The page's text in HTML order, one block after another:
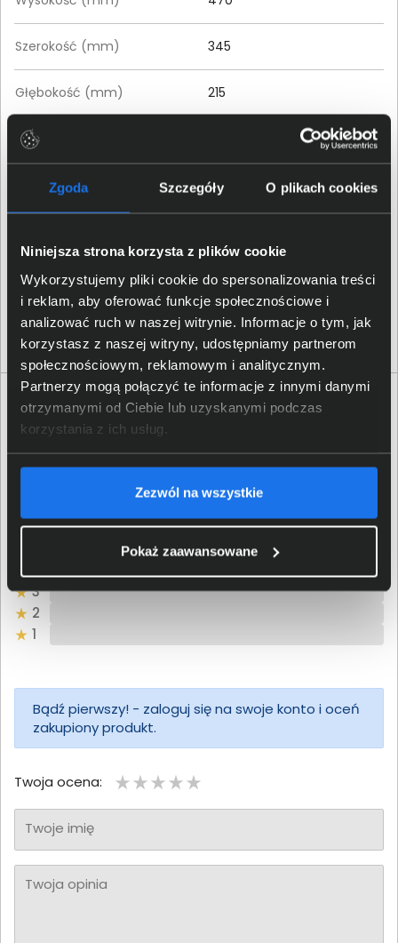
Zgoda Szczegóły O plikach cookies
Niniejsza strona korzysta z plików cookie
Wykorzystujemy pliki cookie do spersonalizowania treści
i reklam, aby oferować funkcje społecznościowe i
analizować ruch w naszej witrynie. Informacje o tym, jak
korzystasz z naszej witryny, udostępniamy partnerom
społecznościowym, reklamowym i analitycznym.
Partnerzy mogą połączyć te informacje z innymi danymi
otrzymanymi od Ciebie lub uzyskanymi podczas
korzystania z ich usług.
Zezwól na wszystkie
Pokaż zaawansowane
Szerokość (mm) 345
Głębokość (mm) 215
Szczegóły dotyczące zgodności produktu z
przepisami
Targus Europe Ltd.; Van
AMurphy@targus.com
Osoba odpowiedzialna za
produkt
Targus Europe Ltd.; Van
Hilststraat 19, 5145 Waalwijk;
AMurphy@targus.com
Opinie o produkcie
Oceń produkt
0 - ilość opinii o produkcie
4
3
2
1
Bądź pierwszy! - zaloguj się na swoje konto i oceń
zakupiony produkt.
Twoja ocena:
Twoje imię
Twoja opinia